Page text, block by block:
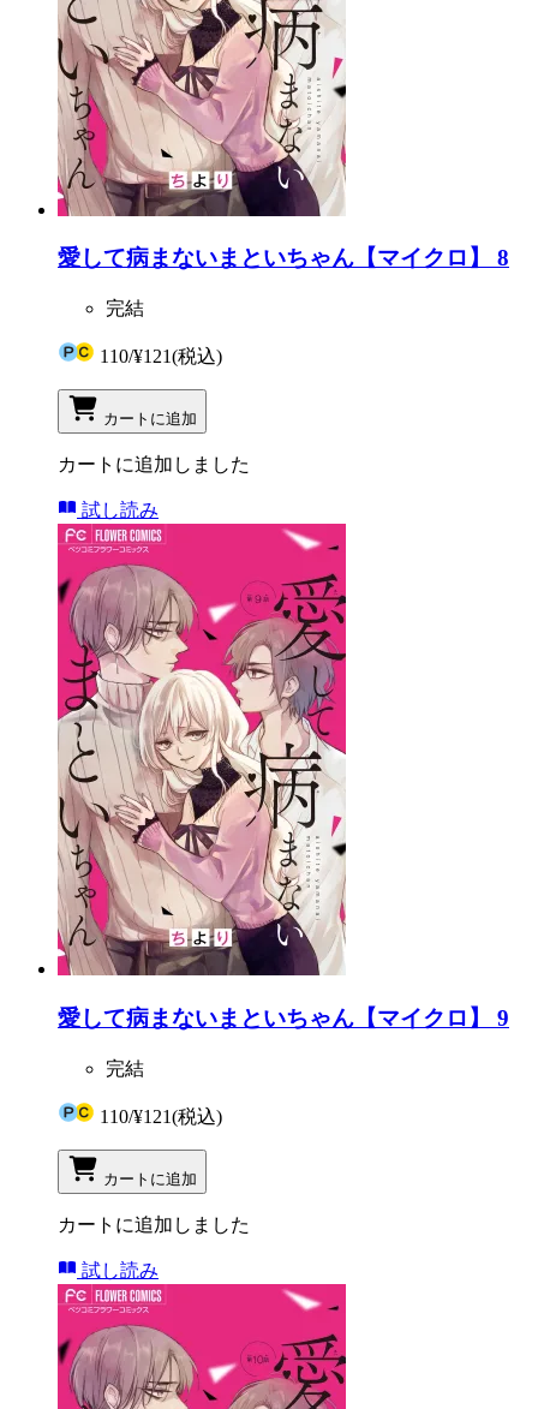
愛して病まないまといちゃん【マイクロ】 8
完結
110/¥121(税込)
カートに追加
カートに追加しました
試し読み
愛して病まないまといちゃん【マイクロ】 9
完結
110/¥121(税込)
カートに追加
カートに追加しました
試し読み